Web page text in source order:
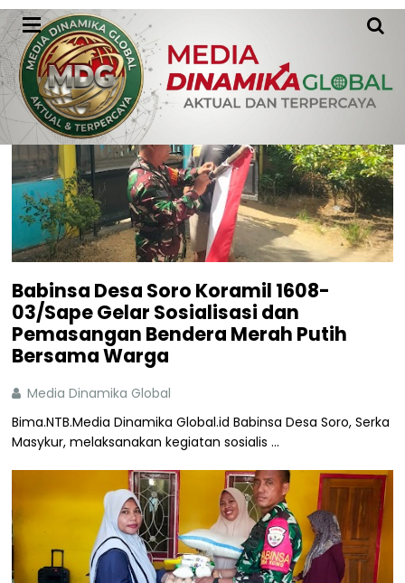
Babinsa Desa Soro Koramil 1608-
03/Sape Gelar Sosialisasi dan
Pemasangan Bendera Merah Putih
Bersama Warga
Media Dinamika Global
Bima.NTB.Media Dinamika Global.id Babinsa Desa Soro, Serka
Masykur, melaksanakan kegiatan sosialis ...